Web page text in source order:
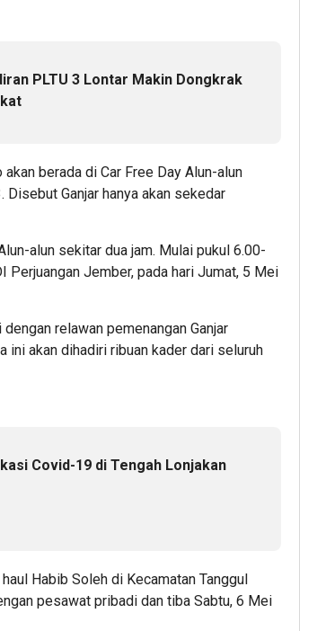
PLTU 3 Lontar Makin Dongkrak
berada di Car Free Day Alun-alun
Ganjar hanya akan sekedar
alun sekitar dua jam. Mulai pukul 6.00-
Perjuangan Jember, pada hari Jumat, 5 Mei
relawan pemenangan Ganjar
ini akan dihadiri ribuan kader dari seluruh
Covid-19 di Tengah Lonjakan
Habib Soleh di Kecamatan Tanggul
pesawat pribadi dan tiba Sabtu, 6 Mei